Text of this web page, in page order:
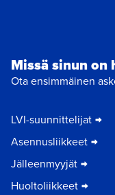
Missä sinun on
Ota ensimmäinen
LVI-suunnittelijat
Asennusliikkeet
Jälleenmyyjät
Huoltoliikkeet